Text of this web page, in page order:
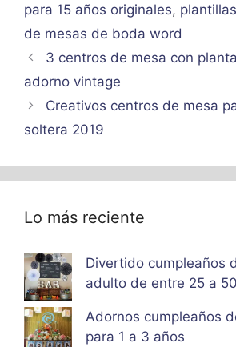
para 15 años originales,
de mesas de boda word
3 centros de mesa con
adorno vintage
Creativos centros de mesa
soltera 2019
Lo más reciente
Divertido cumpleaños
adulto de entre 25 a
Adornos cumpleaños
para 1 a 3 años